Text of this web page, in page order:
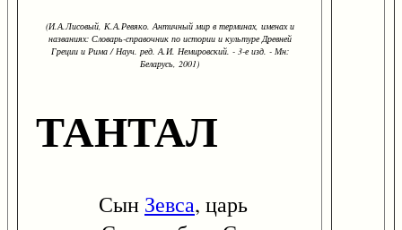
(И.А.Лисовый, К.А.Ревяко. Античный мир в терминах, именах и
названиях: Словарь-справочник по истории и культуре Древней
Греции и Рима / Науч. ред. А.И. Немировский. - 3-е изд. - Мн:
Беларусь, 2001)
ТАНТАЛ
Сын Зевса, царь